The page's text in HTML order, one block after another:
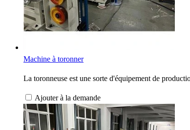
Machine à toronner
La toronneuse est une sorte d'équipement de
Ajouter à la demande